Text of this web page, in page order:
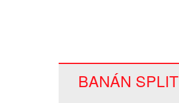
BANÁN SPLIT